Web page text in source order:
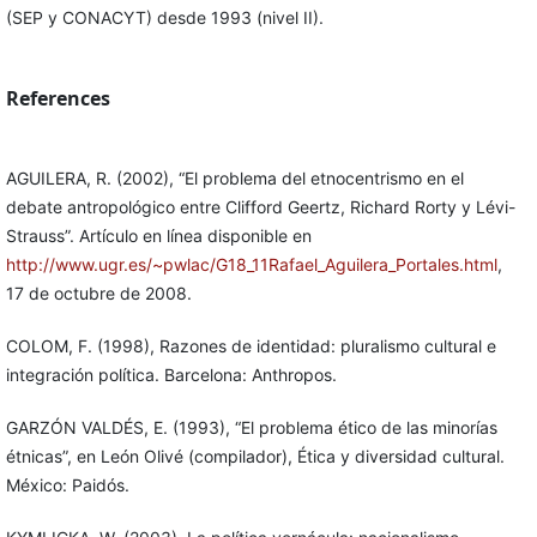
(SEP y CONACYT) desde 1993 (nivel II).
References
AGUILERA, R. (2002), “El problema del etnocentrismo en el
debate antropológico entre Clifford Geertz, Richard Rorty y Lévi-
Strauss”. Artículo en línea disponible en
http://www.ugr.es/~pwlac/G18_11Rafael_Aguilera_Portales.html,
17 de octubre de 2008.
COLOM, F. (1998), Razones de identidad: pluralismo cultural e
integración política. Barcelona: Anthropos.
GARZÓN VALDÉS, E. (1993), “El problema ético de las minorías
étnicas”, en León Olivé (compilador), Ética y diversidad cultural.
México: Paidós.